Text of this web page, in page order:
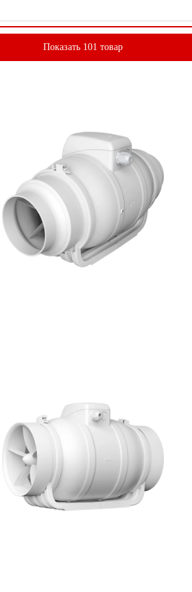
Показать 101 товар